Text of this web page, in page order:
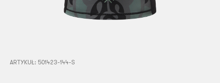
ARTYKUŁ: 501423-144-S